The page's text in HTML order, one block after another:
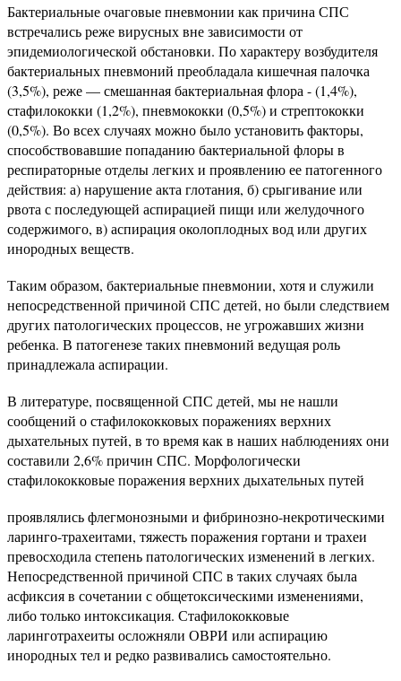
Бактериальные очаговые пневмонии как причина СПС
встречались реже вирусных вне зависимости от
эпидемиологической обстановки. По характеру возбудителя
бактериальных пневмоний преобладала кишечная палочка
(3,5%), реже — смешанная бактериальная флора - (1,4%),
стафилококки (1,2%), пневмококки (0,5%) и стрептококки
(0,5%). Во всех случаях можно было установить факторы,
способствовавшие попаданию бактериальной флоры в
респираторные отделы легких и проявлению ее патогенного
действия: а) нарушение акта глотания, б) срыгивание или
рвота с последующей аспирацией пищи или желудочного
содержимого, в) аспирация околоплодных вод или других
инородных веществ.
Таким образом, бактериальные пневмонии, хотя и служили
непосредственной причиной СПС детей, но были следствием
других патологических процессов, не угрожавших жизни
ребенка. В патогенезе таких пневмоний ведущая роль
принадлежала аспирации.
В литературе, посвященной СПС детей, мы не нашли
сообщений о стафилококковых поражениях верхних
дыхательных путей, в то время как в наших наблюдениях они
составили 2,6% причин СПС. Морфологически
стафилококковые поражения верхних дыхательных путей
проявлялись флегмонозными и фибринозно-некротическими
ларинго-трахеитами, тяжесть поражения гортани и трахеи
превосходила степень патологических изменений в легких.
Непосредственной причиной СПС в таких случаях была
асфиксия в сочетании с общетоксическими изменениями,
либо только интоксикация. Стафилококковые
ларинготрахеиты осложняли ОВРИ или аспирацию
инородных тел и редко развивались самостоятельно.